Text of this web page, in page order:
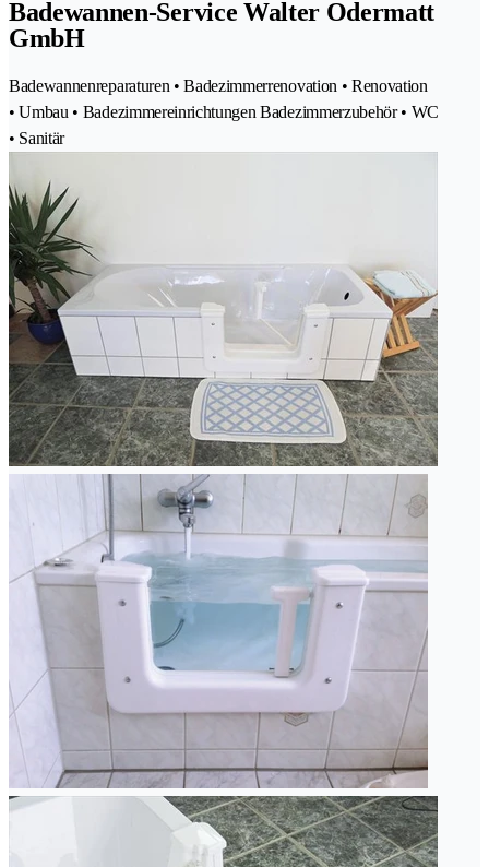
Badewannen-Service Walter Odermatt
GmbH
Badewannenreparaturen • Badezimmerrenovation • Renovation
• Umbau • Badezimmereinrichtungen Badezimmerzubehör • WC
• Sanitär